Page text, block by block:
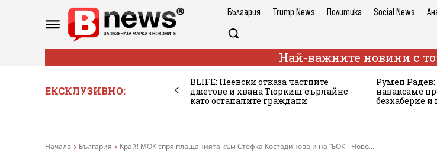
България Trump News Политика Social News
Най-важните новини с
ЕКСКЛУЗИВНО:
BLIFE: Пеевски отказа частните
джетове и хвана Тюркиш еърлайнс
като останалите граждани
Румен Радев:
наваксаме
безхаберие
Начало България Край! МОК спря плащанията към Стефка Костадинова и на “БОК - Ново...